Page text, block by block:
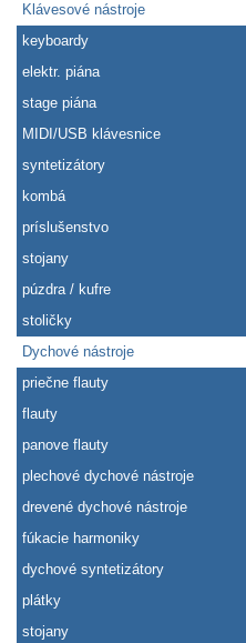
Klávesové nástroje
keyboardy
elektr. piána
stage piána
MIDI/USB klávesnice
syntetizátory
kombá
príslušenstvo
stojany
púzdra / kufre
stoličky
Dychové nástroje
priečne flauty
flauty
panove flauty
plechové dychové nástroje
drevené dychové nástroje
fúkacie harmoniky
dychové syntetizátory
plátky
stojany